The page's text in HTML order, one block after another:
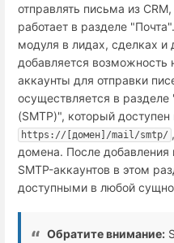
отправлять письма из
работает в разделе
модуля в лидах, сделках и
добавляется возможность
аккаунты для отправки
осуществляется в разделе
(SMTP)", который доступен
https://[домен]/mail/smtp/
домена. После добавления
SMTP-аккаунтов в этом
доступными в любой
Обратите внимание: